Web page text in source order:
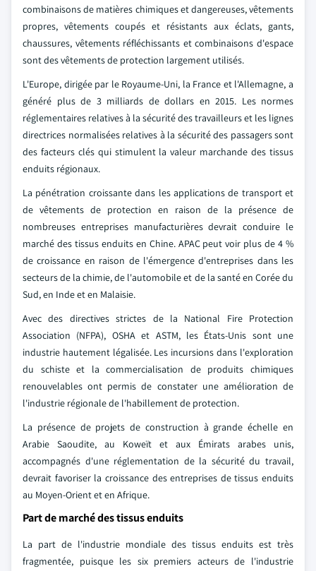
combinaisons de matières chimiques et dangereuses, vêtements
propres, vêtements coupés et résistants aux éclats, gants,
chaussures, vêtements réfléchissants et combinaisons d'espace
sont des vêtements de protection largement utilisés.
L'Europe, dirigée par le Royaume-Uni, la France et l'Allemagne, a
généré plus de 3 milliards de dollars en 2015. Les normes
réglementaires relatives à la sécurité des travailleurs et les lignes
directrices normalisées relatives à la sécurité des passagers sont
des facteurs clés qui stimulent la valeur marchande des tissus
enduits régionaux.
La pénétration croissante dans les applications de transport et
de vêtements de protection en raison de la présence de
nombreuses entreprises manufacturières devrait conduire le
marché des tissus enduits en Chine. APAC peut voir plus de 4 %
de croissance en raison de l'émergence d'entreprises dans les
secteurs de la chimie, de l'automobile et de la santé en Corée du
Sud, en Inde et en Malaisie.
Avec des directives strictes de la National Fire Protection
Association (NFPA), OSHA et ASTM, les États-Unis sont une
industrie hautement légalisée. Les incursions dans l'exploration
du schiste et la commercialisation de produits chimiques
renouvelables ont permis de constater une amélioration de
l'industrie régionale de l'habillement de protection.
La présence de projets de construction à grande échelle en
Arabie Saoudite, au Koweït et aux Émirats arabes unis,
accompagnés d'une réglementation de la sécurité du travail,
devrait favoriser la croissance des entreprises de tissus enduits
au Moyen-Orient et en Afrique.
Part de marché des tissus enduits
La part de l'industrie mondiale des tissus enduits est très
fragmentée, puisque les six premiers acteurs de l'industrie